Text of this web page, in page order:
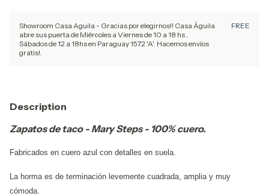
Showroom Casa Aguila - Gracias por elegirnos!! Casa Águila
abre sus puerta de Miércoles a Viernes de 10 a 18 hs ,
Sábados de 12 a 18hs en Paraguay 1572 'A'. Hacemos envíos
gratis!.
FREE
Description
Zapatos de taco - Mary Steps - 100% cuero.
Fabricados en cuero azul con detalles en suela.
La horma es de terminación levemente cuadrada, amplia y muy
cómoda.